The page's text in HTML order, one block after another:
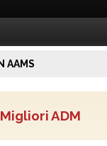
AAMS
Migliori ADM